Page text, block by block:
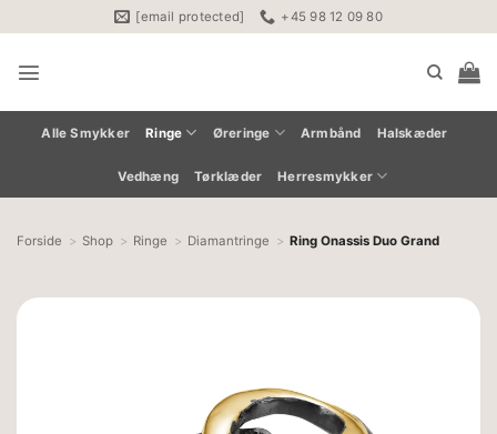
til
indhold
[email protected] +45 98 12 09 80
Alle Smykker Ringe Øreringe Armbånd Halskæder
Vedhæng Tørklæder Herresmykker
Forside Shop Ringe Diamantringe Ring Onassis Duo Grand